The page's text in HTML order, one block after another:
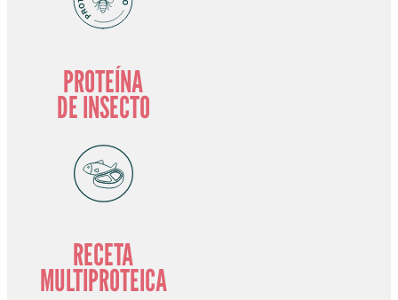
PROTEÍNA
DE INSECTO
RECETA
MULTIPROTEICA